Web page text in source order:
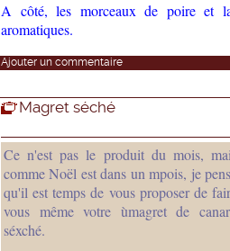
A côté, les morceaux de poire et
aromatiques.
Ajouter un commentaire
Magret séché
Ce n'est pas le produit du mois,
comme Noël est dans un mpois, je
qu'il est temps de vous proposer de
vous même votre ùmagret de
séxché.